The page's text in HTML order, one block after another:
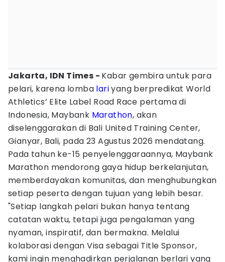
Jakarta, IDN Times - Kabar gembira untuk para
pelari, karena lomba lariyang berpredikat World
Athletics’ Elite Label Road Race pertama di
Indonesia, Maybank Marathon, akan
diselenggarakan di Bali United Training Center,
Gianyar, Bali, pada 23 Agustus 2026 mendatang.
Pada tahun ke-15 penyelenggaraannya, Maybank
Marathon mendorong gaya hidup berkelanjutan,
memberdayakan komunitas, dan menghubungkan
setiap peserta dengan tujuan yang lebih besar.
"Setiap langkah pelari bukan hanya tentang
catatan waktu, tetapi juga pengalaman yang
nyaman, inspiratif, dan bermakna. Melalui
kolaborasi dengan Visa sebagai Title Sponsor,
kami ingin menghadirkan perjalanan berlari yang